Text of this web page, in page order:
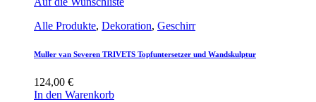
Alle Produkte, Dekoration, Geschirr
Muller van Severen TRIVETS Topfuntersetzer und Wandskulptur
124,00 €
In den Warenkorb